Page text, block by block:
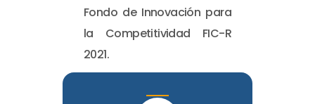
Fondo de Innovación para
la Competitividad FIC-R
2021.